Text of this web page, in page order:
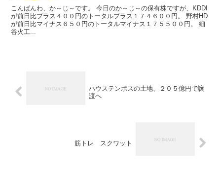
こんばんわ、か～じ～です。 今日のか～じ～の保有株ですが、KDDI
が前日比プラス４００円のトータルプラス１７４６００円。 野村HD
が前日比マイナス６５０円のトータルマイナス１７５５００円。 細
谷火工...
ハウステンボスの土地、２０５億円で譲
渡へ
筋トレ スクワット